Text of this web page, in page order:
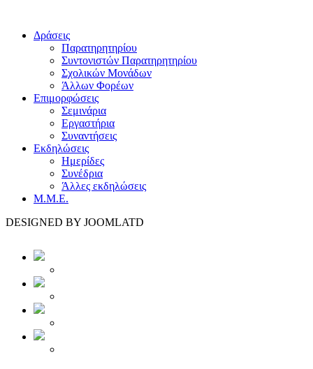
Δράσεις
Παρατηρητηρίου
Συντονιστών Παρατηρητηρίου
Σχολικών Μονάδων
Άλλων Φορέων
Επιμορφώσεις
Σεμινάρια
Εργαστήρια
Συναντήσεις
Εκδηλώσεις
Ημερίδες
Συνέδρια
Άλλες εκδηλώσεις
Μ.Μ.Ε.
DESIGNED BY JOOMLATD